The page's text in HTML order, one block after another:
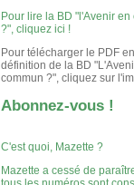
Pour lire la BD "l'Avenir en
?", cliquez ici !
Pour télécharger le PDF
définition de la BD
commun ?", cliquez sur
Abonnez-vous !
C'est quoi, Mazette ?
Mazette a cessé de